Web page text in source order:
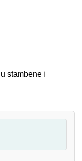
stambene i